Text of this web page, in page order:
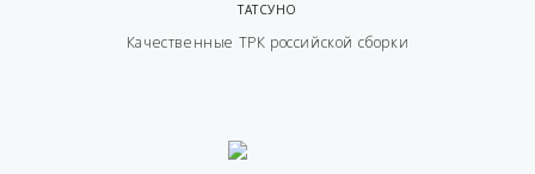
ТАТСУНО
Качественные ТРК российской сборки